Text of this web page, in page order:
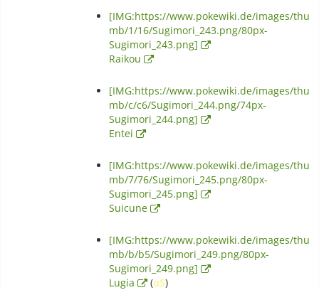
[IMG:https://www.pokewiki.de/images/thu
mb/1/16/Sugimori_243.png/80px-
Sugimori_243.png]
Raikou
[IMG:https://www.pokewiki.de/images/thu
mb/c/c6/Sugimori_244.png/74px-
Sugimori_244.png]
Entei
[IMG:https://www.pokewiki.de/images/thu
mb/7/76/Sugimori_245.png/80px-
Sugimori_245.png]
Suicune
[IMG:https://www.pokewiki.de/images/thu
mb/b/b5/Sugimori_249.png/80px-
Sugimori_249.png]
Lugia
(αS)